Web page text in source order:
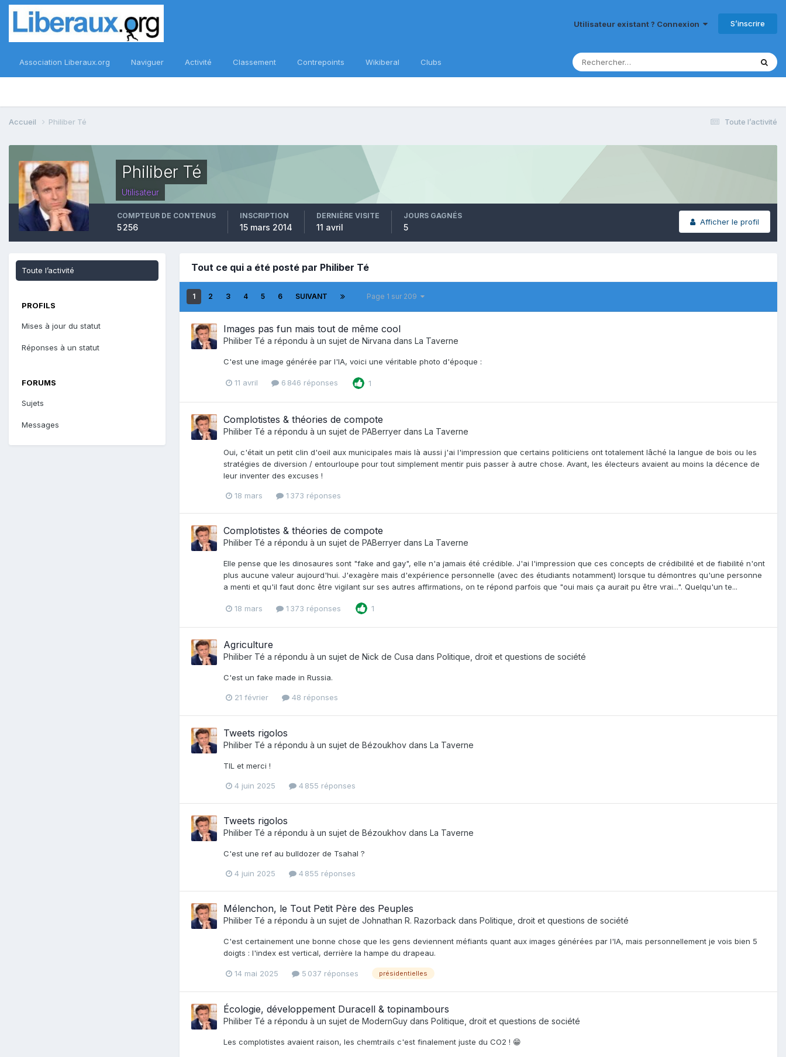
Utilisateur existant ? Connexion S’inscrire
Association Liberaux.org Naviguer Activité Classement Contrepoints Wikiberal Clubs
Toute l’activité
Accueil Philiber Té
Philiber Té
Utilisateur
Afficher le profil
COMPTEUR DE CONTENUS
5 256
INSCRIPTION
15 mars 2014
DERNIÈRE VISITE
11 avril
JOURS GAGNÉS
5
Toute l’activité
PROFILS
Mises à jour du statut
Réponses à un statut
FORUMS
Sujets
Messages
Tout ce qui a été posté par Philiber Té
1 2 3 4 5 6 SUIVANT Page 1 sur 209
Images pas fun mais tout de même cool
Philiber Té a répondu à un sujet de Nirvana dans La Taverne
C'est une image générée par l'IA, voici une véritable photo d'époque :
11 avril 6 846 réponses 1
Complotistes & théories de compote
Philiber Té a répondu à un sujet de PABerryer dans La Taverne
Oui, c'était un petit clin d'oeil aux municipales mais là aussi j'ai l'impression que certains politiciens ont totalement lâché la langue de bois ou les
stratégies de diversion / entourloupe pour tout simplement mentir puis passer à autre chose. Avant, les électeurs avaient au moins la décence de
leur inventer des excuses !
18 mars 1 373 réponses
Complotistes & théories de compote
Philiber Té a répondu à un sujet de PABerryer dans La Taverne
Elle pense que les dinosaures sont "fake and gay", elle n'a jamais été crédible. J'ai l'impression que ces concepts de crédibilité et de fiabilité n'ont
plus aucune valeur aujourd'hui. J'exagère mais d'expérience personnelle (avec des étudiants notamment) lorsque tu démontres qu'une personne
a menti et qu'il faut donc être vigilant sur ses autres affirmations, on te répond parfois que "oui mais ça aurait pu être vrai...". Quelqu'un te...
18 mars 1 373 réponses 1
Agriculture
Philiber Té a répondu à un sujet de Nick de Cusa dans Politique, droit et questions de société
C'est un fake made in Russia.
21 février 48 réponses
Tweets rigolos
Philiber Té a répondu à un sujet de Bézoukhov dans La Taverne
TIL et merci !
4 juin 2025 4 855 réponses
Tweets rigolos
Philiber Té a répondu à un sujet de Bézoukhov dans La Taverne
C'est une ref au bulldozer de Tsahal ?
4 juin 2025 4 855 réponses
Mélenchon, le Tout Petit Père des Peuples
Philiber Té a répondu à un sujet de Johnathan R. Razorback dans Politique, droit et questions de société
C'est certainement une bonne chose que les gens deviennent méfiants quant aux images générées par l'IA, mais personnellement je vois bien 5
doigts : l'index est vertical, derrière la hampe du drapeau.
14 mai 2025 5 037 réponses présidentielles
Écologie, développement Duracell & topinambours
Philiber Té a répondu à un sujet de ModernGuy dans Politique, droit et questions de société
Les complotistes avaient raison, les chemtrails c'est finalement juste du CO2 ! 😁